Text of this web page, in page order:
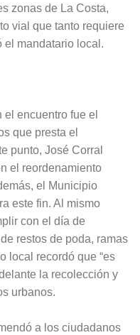
zonas de La Costa,
vial que tanto requiere
el mandatario local.
encuentro fue el
que presta el
punto, José Corral
el reordenamiento
el Municipio
este fin. Al mismo
con el día de
restos de poda, ramas
local recordó que “es
la recolección y
urbanos.
a los ciudadanos